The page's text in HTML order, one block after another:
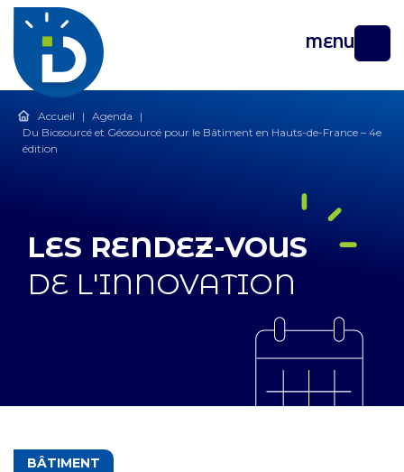
MENU
Accueil | Agenda
|
Du Biosourcé et Géosourcé pour le Bâtiment en Hauts-de-France – 4e
édition
LES RENDEZ-VOUS
DE L'INNOVATION
THÉMATIQUES
BÂTIMENT